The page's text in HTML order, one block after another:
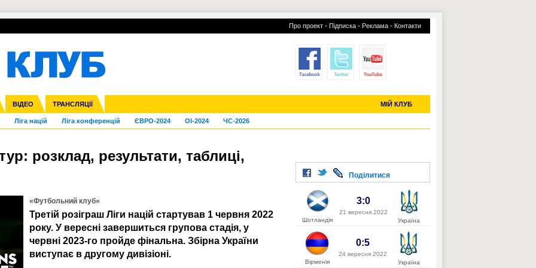
Про проект - Підписка - Реклама - Контакти
ВІДЕО ТРАНСЛЯЦІЇ МІЙ КЛУБ
ліга Кубок України Молодіжка
Ліга націй Ліга конференцій ЄВРО-2024 OI-2024 ЧС-2026
Франція ІншіЧЄ-2015 (U-21)
УПЛ-ПЕРЕХОДИ УСІ ТРАНСФЕРИ
розклад, результати, таблиці,
«Футбольний клуб»
Третій розіграш Ліги націй стартував 1 червня 2022
року. У вересні завершиться групова стадія, у
червні 2023-го пройде фінальна. Збірна України
виступає в другому дивізіоні.
Поділитися
Шотландія
3:0
21 вересня 2022
Україна
Вірменія
0:5
24 вересня 2022
Україна